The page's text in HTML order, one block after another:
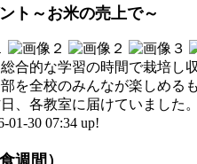
ト～お米の売上で～
合的な学習の時間で栽培し
を全校のみんなが楽しめる
、各教室に届けていました
01-30 07:34 up!